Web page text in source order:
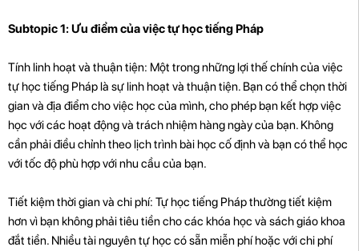
Subtopic 1: Ưu điểm của việc tự học tiếng Pháp
Tính linh hoạt và thuận tiện: Một trong những lợi thế chính của việc
tự học tiếng Pháp là sự linh hoạt và thuận tiện. Bạn có thể chọn thời
gian và địa điểm cho việc học của mình, cho phép bạn kết hợp việc
học với các hoạt động và trách nhiệm hàng ngày của bạn. Không
cần phải điều chỉnh theo lịch trình bài học cố định và bạn có thể học
với tốc độ phù hợp với nhu cầu của bạn.
Tiết kiệm thời gian và chi phí: Tự học tiếng Pháp thường tiết kiệm
hơn vì bạn không phải tiêu tiền cho các khóa học và sách giáo khoa
đắt tiền. Nhiều tài nguyên tự học có sẵn miễn phí hoặc với chi phí